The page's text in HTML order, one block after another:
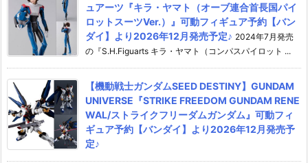
ュアーツ『キラ・ヤマト（オーブ連合首長国パイ
ロットスーツVer.）』可動フィギュア予約【バン
ダイ】より2026年12月発売予定♪ 2024年7月発売
の『S.H.Figuarts キラ・ヤマト（コンパスパイロット ...
【機動戦士ガンダムSEED DESTINY】GUNDAM
UNIVERSE『STRIKE FREEDOM GUNDAM RENE
WAL/ストライクフリーダムガンダム』可動フィ
ギュア予約【バンダイ】より2026年12月発売予
定♪